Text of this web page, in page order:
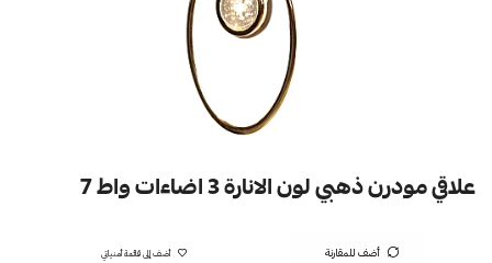
علاقي مودرن ذهبي لون الانارة 3 اضاءات واط 7
أضف للمقارنة أضف إلى قائمة أمنياتي